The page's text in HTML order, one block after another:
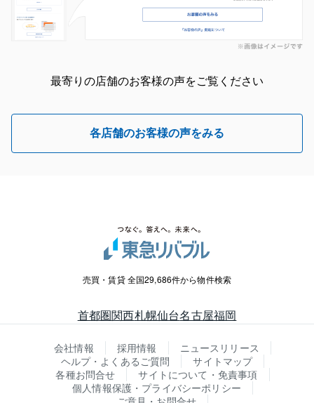
最寄りの店舗のお客様の声をご覧ください
各店舗のお客様の声をみる
売買・賃貸 全国29,686件から物件検索
首都圏関西札幌仙台名古屋福岡
会社情報 採用情報
ニュースリリース
ヘルプ・よくあるご質問
サイトマップ
各種お問合せ
サイトについて・免責事項
個人情報保護・プライバシーポリシー